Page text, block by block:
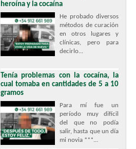
heroína y la cocaína
He probado diversos
métodos de curación
en otros lugares y
clínicas, pero para
decirlo...
Tenía problemas con la cocaína, la
cual tomaba en cantidades de 5 a 10
gramos
Para mí fue un
período muy difícil
del que no podía
salir, hasta que un día
mi novia ***...